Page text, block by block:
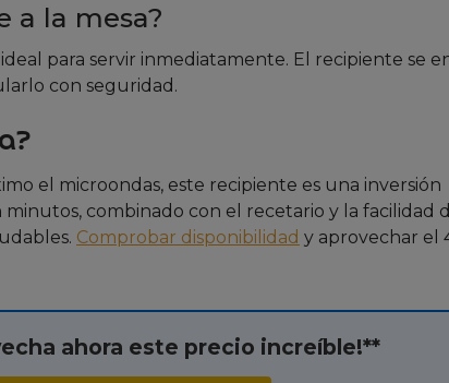
a la mesa?
para servir inmediatamente. El recipiente se
con seguridad.
el microondas, este recipiente es una inversión
combinado con el recetario y la facilidad
Comprobar disponibilidad y aprovechar el
ahora este precio increíble!**